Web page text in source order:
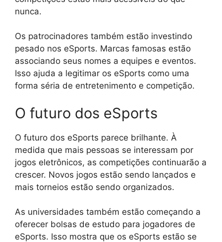
nunca.
Os patrocinadores também estão investindo
pesado nos eSports. Marcas famosas estão
associando seus nomes a equipes e eventos.
Isso ajuda a legitimar os eSports como uma
forma séria de entretenimento e competição.
O futuro dos eSports
O futuro dos eSports parece brilhante. À
medida que mais pessoas se interessam por
jogos eletrônicos, as competições continuarão a
crescer. Novos jogos estão sendo lançados e
mais torneios estão sendo organizados.
As universidades também estão começando a
oferecer bolsas de estudo para jogadores de
eSports. Isso mostra que os eSports estão se